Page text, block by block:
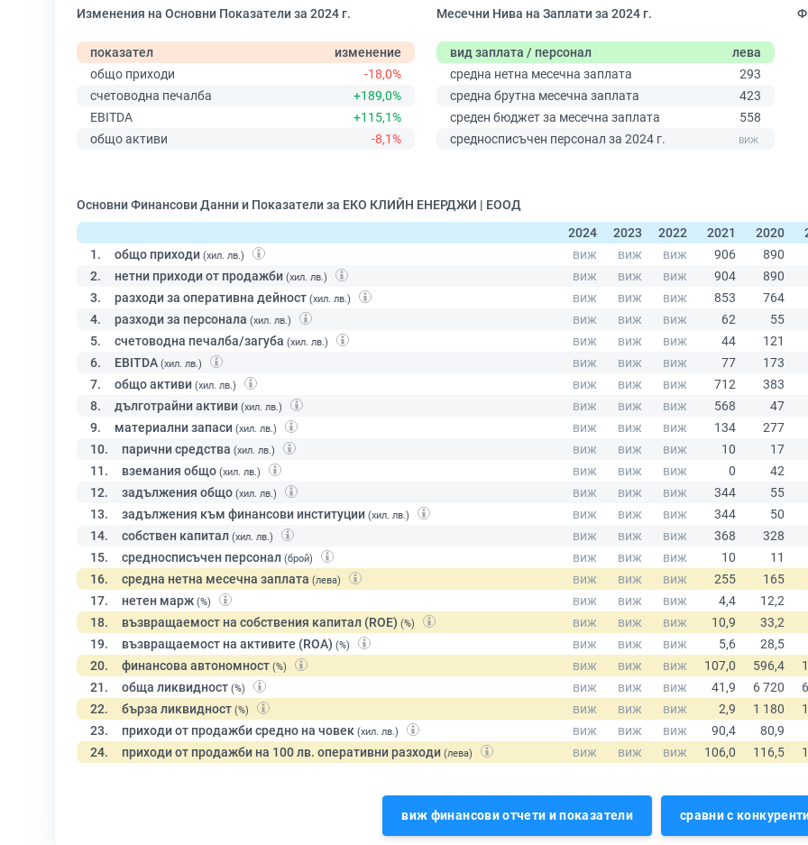
Изменения на Основни Показатели за 2024 г.
показател
изменение
общо приходи
-18,0%
счетоводна печалба
+189,0%
EBITDA
+115,1%
общо активи
-8,1%
Месечни Нива на Заплати за 2024 г.
вид заплата / персонал
лева
средна нетна месечна заплата
293
средна брутна месечна заплата
423
среден бюджет за месечна заплата
558
средносписъчен персонал за 2024 г.
Основни Финансови Данни и Показатели за ЕКО КЛИЙН ЕНЕРДЖИ | ЕООД
2024
2023 2022 2021 2020
1.
общо приходи (хил. лв.)
2. нетни приходи от продажби (хил. лв.)
3. разходи за оперативна дейност (хил. лв.)
4. разходи за персонала (хил. лв.)
5. счетоводна печалба/загуба (хил. лв.)
6. EBITDA (хил. лв.)
7. общо активи (хил. лв.)
8. дълготрайни активи (хил. лв.)
9. материални запаси (хил. лв.)
10. парични средства (хил. лв.)
11. вземания общо (хил. лв.)
12. задължения общо (хил. лв.)
13. задължения към финансови институции (хил. лв.)
14. собствен капитал (хил. лв.)
15. средносписъчен персонал (брой)
16. средна нетна месечна заплата (лева)
17. нетен марж (%)
18. възвращаемост на собствения капитал (ROE) (%)
19. възвращаемост на активите (ROA) (%)
20. финансова автономност (%)
21. обща ликвидност (%)
22. бърза ликвидност (%)
23. приходи от продажби средно на човек (хил. лв.)
24. приходи от продажби на 100 лв. оперативни разходи (лева)
виж финансови отчети и показатели сравни с